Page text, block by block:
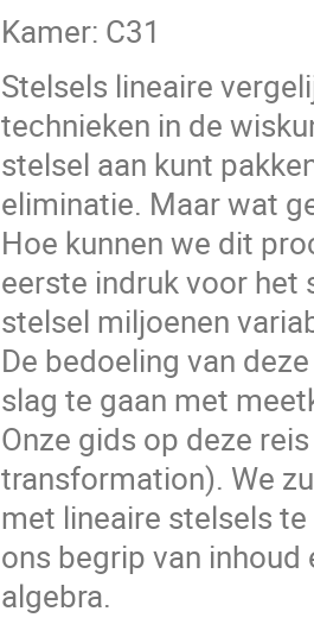
Kamer: C31
Stelsels lineaire
technieken in de
stelsel aan kunt
eliminatie. Maar wat
Hoe kunnen we dit
eerste indruk voor het
stelsel miljoenen
De bedoeling van
slag te gaan met
Onze gids op deze
transformation). We
met lineaire stelsels
ons begrip van
algebra.